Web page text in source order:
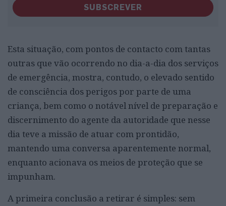
SUBSCREVER
Esta situação, com pontos de contacto com tantas
outras que vão ocorrendo no dia-a-dia dos serviços
de emergência, mostra, contudo, o elevado sentido
de consciência dos perigos por parte de uma
criança, bem como o notável nível de preparação e
discernimento do agente da autoridade que nesse
dia teve a missão de atuar com prontidão,
mantendo uma conversa aparentemente normal,
enquanto acionava os meios de proteção que se
impunham.
A primeira conclusão a retirar é simples: sem